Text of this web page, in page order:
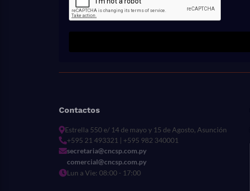
Contactos
Estrella 550 e/ 14 de mayo y 15 de Agosto, Asunción
+595 21 493321 | +595 982 340001
secretaria@cncsp.com.py
comercial@cncsp.com.py
Lun a Vie: 08:00 - 17:00